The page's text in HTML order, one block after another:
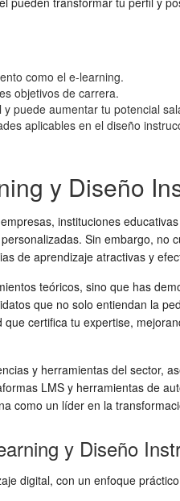
como el e-learning.
objetivos de carrera.
puede aumentar tu potencial
aplicables en el diseño
y Diseño
instituciones
Sin embargo,
de aprendizaje atractivas y
teóricos, sino que has
que no solo entiendan la
certifica tu expertise,
y herramientas del sector,
LMS y herramientas de
como un líder en la
y Diseño
digital, con un enfoque